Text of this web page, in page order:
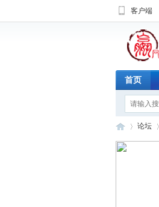
客户端
首页
论坛